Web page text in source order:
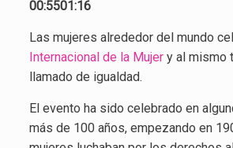
00:5501:16
Las mujeres alrededor del mundo
Internacional de la Mujery al mismo
llamado de igualdad.
El evento ha sido celebrado en
más de 100 años, empezando en